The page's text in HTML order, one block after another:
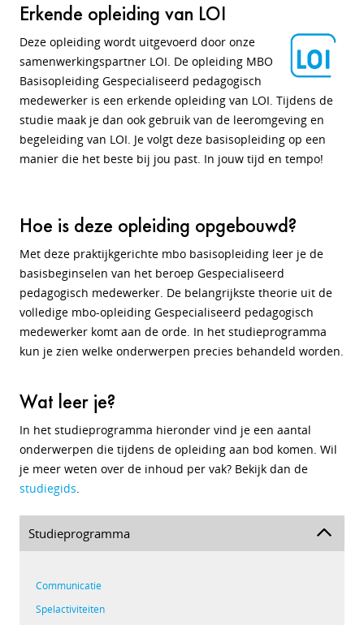
Erkende opleiding van LOI
Deze opleiding wordt uitgevoerd door onze
samenwerkingspartner LOI. De opleiding MBO
Basisopleiding Gespecialiseerd pedagogisch
medewerker is een erkende opleiding van LOI. Tijdens de
studie maak je dan ook gebruik van de leeromgeving en
begeleiding van LOI. Je volgt deze basisopleiding op een
manier die het beste bij jou past. In jouw tijd en tempo!
Hoe is deze opleiding opgebouwd?
Met deze praktijkgerichte mbo basisopleiding leer je de
basisbeginselen van het beroep Gespecialiseerd
pedagogisch medewerker. De belangrijkste theorie uit de
volledige mbo-opleiding Gespecialiseerd pedagogisch
medewerker komt aan de orde. In het studieprogramma
kun je zien welke onderwerpen precies behandeld worden.
Wat leer je?
In het studieprogramma hieronder vind je een aantal
onderwerpen die tijdens de opleiding aan bod komen. Wil
je meer weten over de inhoud per vak? Bekijk dan de
studiegids.
Studieprogramma
Communicatie
Spelactiviteiten